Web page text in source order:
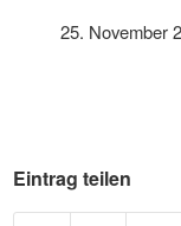
25. November
Eintrag teilen